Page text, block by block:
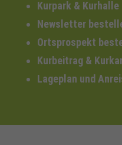
Kurpark & Kurhalle
Newsletter
Ortsprospekt
Kurbeitrag &
Lageplan und